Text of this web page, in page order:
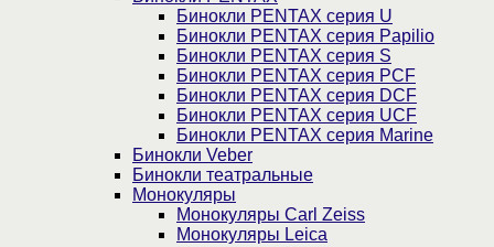
Бинокли PENTAX серия U
Бинокли PENTAX серия Papilio
Бинокли PENTAX серия S
Бинокли PENTAX серия PCF
Бинокли PENTAX серия DCF
Бинокли PENTAX серия UCF
Бинокли PENTAX серия Marine
Бинокли Veber
Бинокли театральные
Монокуляры
Монокуляры Carl Zeiss
Монокуляры Leica